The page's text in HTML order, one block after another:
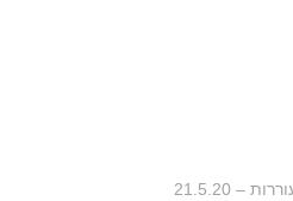
– 21.5.20